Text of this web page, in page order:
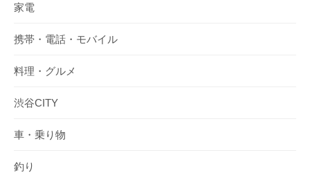
家電
携帯・電話・モバイル
料理・グルメ
渋谷CITY
車・乗り物
釣り